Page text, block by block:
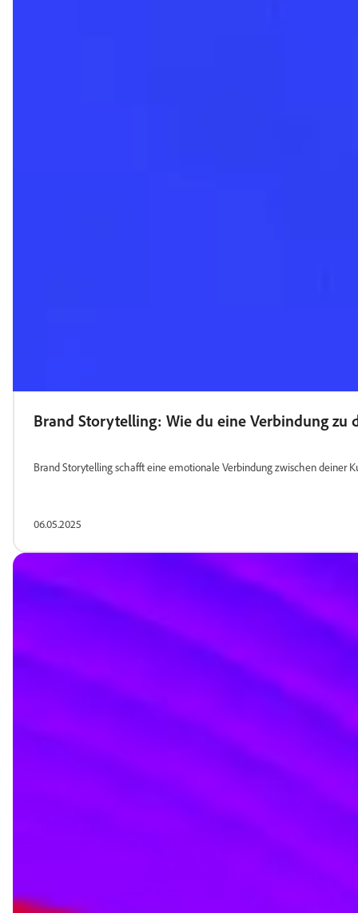
Brand Storytelling: Wie du eine Verbindung zu
Brand Storytelling schafft eine emotionale Verbindung zwischen deiner
06.05.2025